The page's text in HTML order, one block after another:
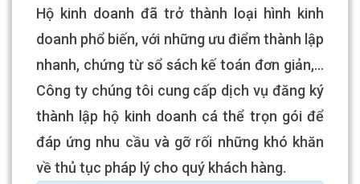
Hộ kinh doanh đã trở thành loại hình kinh
doanh phổ biến, với những ưu điểm thành lập
nhanh, chứng từ sổ sách kế toán đơn giản,…
Công ty chúng tôi cung cấp dịch vụ đăng ký
thành lập hộ kinh doanh cá thể trọn gói để
đáp ứng nhu cầu và gỡ rối những khó khăn
về thủ tục pháp lý cho quý khách hàng.